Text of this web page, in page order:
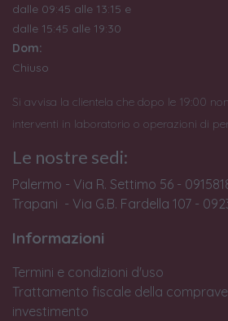
dalle 09:45 alle 13:15 e
dalle 15:45 alle 19:30
Dom:
Chiuso
Si avvisa la clientela che dopo le 19:00
interventi in laboratorio o operazioni di
Le nostre sedi:
Palermo - Via R. Settimo 56 -
Trapani - Via G.B. Fardella 107 -
Informazioni
Termini e condizioni d'uso
Trattamento fiscale della
investimento